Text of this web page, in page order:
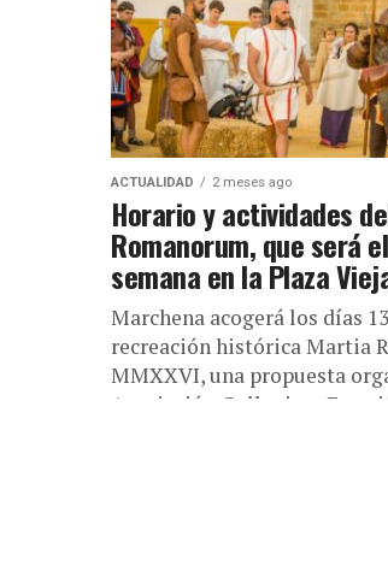
ACTUALIDAD 2 meses ago
Horario y actividades
Romanorum, que será
semana en la Plaza
Marchena acogerá los días
recreación histórica Martia
MMXXVI, una propuesta
Asociación Collegivm